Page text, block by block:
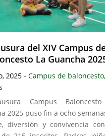
del XIV Campus
La Guancha
2025 - Campus de baloncesto,
Campus
2025 puso fin a ocho
diversión y convivencia